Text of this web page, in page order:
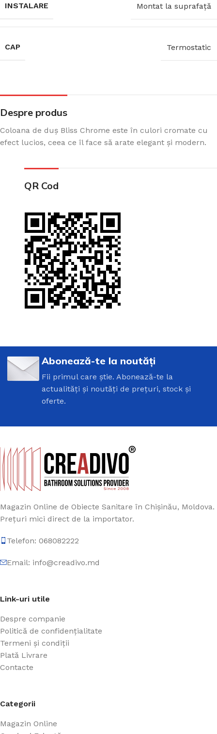
INSTALARE Montat la suprafață
CAP Termostatic
Despre produs
Coloana de duș Bliss Chrome este în culori cromate cu
efect lucios, ceea ce îl face să arate elegant și modern.
QR Cod
Abonează-te la noutăți
Fii primul care știe. Abonează-te la
actualități și noutăți de prețuri, stock și
oferte.
Magazin Online de Obiecte Sanitare în Chișinău, Moldova.
Prețuri mici direct de la importator.
Telefon: 068082222
Email: info@creadivo.md
Link-uri utile
Despre companie
Politică de confidențialitate
Termeni și condiții
Plată Livrare
Contacte
Categorii
Magazin Online